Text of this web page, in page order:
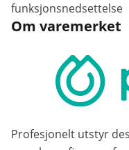
funksjonsnedsettelse
Om varemerket
Profesjonelt utstyr